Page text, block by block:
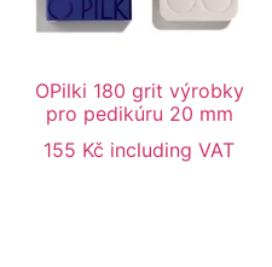
OPilki 180 grit výrobky
pro pedikúru 20 mm
155 Kč including VAT